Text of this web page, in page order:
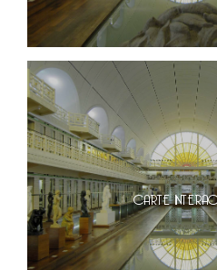
CARTE